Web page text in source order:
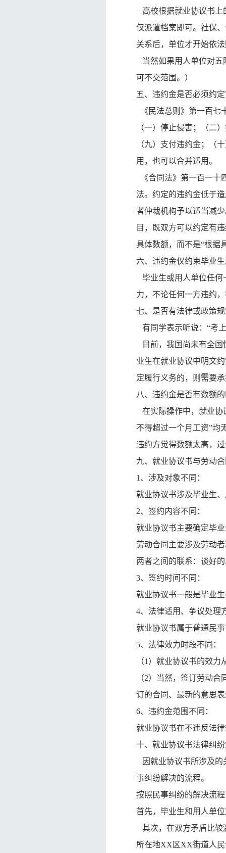
高校根据就业协议书上
仅派遣档案即可。社保
关系后，单位才开始依
当然如果用人单位对五
可不交范围。）
五、违约金是否必须约
《民法总则》第一百七
（一）停止侵害；（二
（九）支付违约金；（
用，也可以合并适用。
《合同法》第一百一十
法。约定的违约金低于
者仲裁机构予以适当减
目，既双方可以约定有
具体数额，而不是“根据
六、违约金仅约束毕业
毕业生或用人单位任何
力，不论任何一方违约
七、是否有法律或政策
有同学表示听说：“考
目前，我国尚未有全国
业生在就业协议中明文
定履行义务的，则需要
八、违约金是否有数额
在实际操作中，就业协
不得超过一个月工资”均
违约方觉得数额太高，
九、就业协议书与劳动
1、涉及对象不同：
就业协议书涉及毕业生
2、签约内容不同：
就业协议书主要确定毕
劳动合同主要涉及劳动
两者之间的联系：谈好
3、签约时间不同：
就业协议书一般是毕业
4、法律适用、争议处理
就业协议书属于普通民
5、法律效力时段不同：
（1）就业协议书的效力
（2）当然，签订劳动合
订的合同、最新的意思
6、违约金范围不同：
就业协议书在不违反法
十、就业协议书法律纠
因就业协议书所涉及的
事纠纷解决的流程。
按照民事纠纷的解决流
首先，毕业生和用人单
其次，在双方矛盾比较
所在地XX区XX街道人